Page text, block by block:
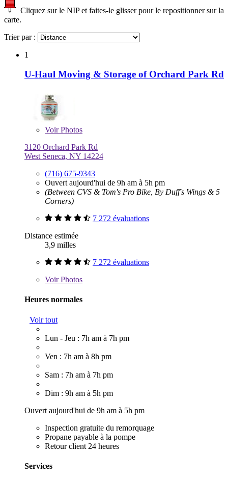
Cliquez sur le NIP et faites-le glisser pour le repositionner sur la
carte.
Trier par :
1
U-Haul Moving & Storage of Orchard Park Rd
VoirPhotos
3120 Orchard Park Rd
West Seneca, NY 14224
(716) 675-9343
Ouvert aujourd'hui de 9h am à 5h pm
(Between CVS & Tom's Pro Bike, By Duff's Wings & 5
Corners)
7 272 évaluations
Distance estimée
3,9 milles
7 272 évaluations
VoirPhotos
Heures normales
Voir tout
Lun - Jeu : 7h am à 7h pm
Ven : 7h am à 8h pm
Sam : 7h am à 7h pm
Dim : 9h am à 5h pm
Ouvert aujourd'hui de 9h am à 5h pm
Inspection gratuite du remorquage
Propane payable à la pompe
Retour client 24 heures
Services